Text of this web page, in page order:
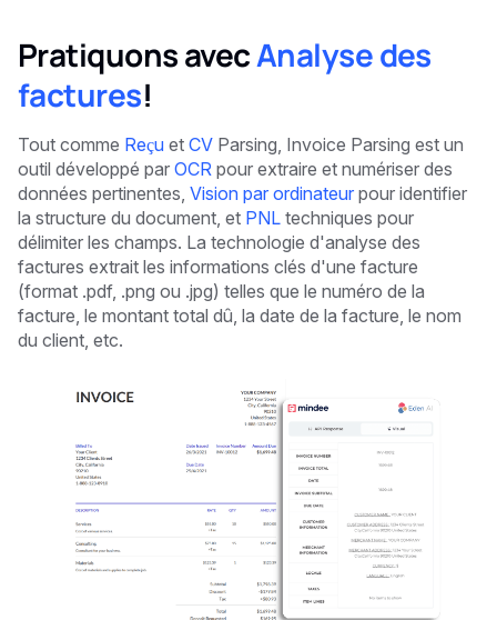
Pratiquons avecAnalyse des
factures!
Tout comme Reçu et CV Parsing, Invoice Parsing est un
outil développé par OCR pour extraire et numériser des
données pertinentes, Vision par ordinateur pour identifier
la structure du document, et PNL techniques pour
délimiter les champs. La technologie d'analyse des
factures extrait les informations clés d'une facture
(format .pdf, .png ou .jpg) telles que le numéro de la
facture, le montant total dû, la date de la facture, le nom
du client, etc.